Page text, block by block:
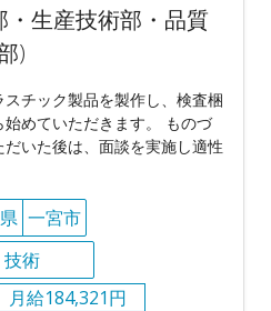
生産技術部・品質
)
チック製品を製作し、検査梱
めていただきます。 ものづ
いた後は、面談を実施し適性
一宮市
技術
月給184,321円